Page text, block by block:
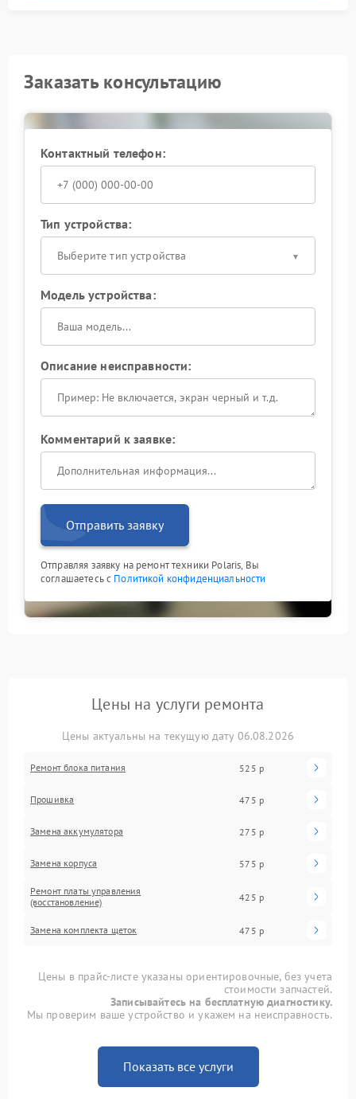
Заказать консультацию
Контактный телефон:
Тип устройства:
Выберите тип устройства
Модель устройства:
Описание неисправности:
Комментарий к заявке:
Отправить заявку
Отправляя заявку на ремонт техники Polaris, Вы
соглашаетесь с Политикой конфиденциальности
Цены на услуги ремонта
Цены актуальны на текущую дату 06.08.2026
Ремонт блока питания 525 р
Прошивка 475 р
Замена аккумулятора 275 р
Замена корпуса 575 р
Ремонт платы управления
(восстановление)
425 р
Замена комплекта щеток 475 р
Цены в прайс-листе указаны ориентировочные, без учета
стоимости запчастей.
Записывайтесь на бесплатную диагностику.
Мы проверим ваше устройство и укажем на неисправность.
Показать все услуги